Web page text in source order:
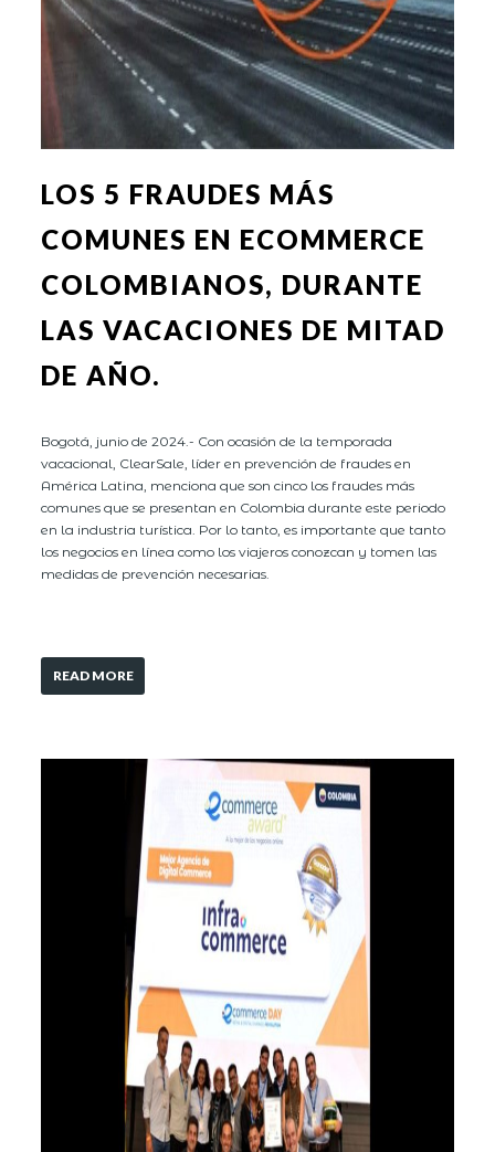
LOS 5 FRAUDES MÁS
COMUNES EN ECOMMERCE
COLOMBIANOS, DURANTE
LAS VACACIONES DE MITAD
DE AÑO.
Bogotá, junio de 2024.- Con ocasión de la temporada
vacacional, ClearSale, líder en prevención de fraudes en
América Latina, menciona que son cinco los fraudes más
comunes que se presentan en Colombia durante este periodo
en la industria turística. Por lo tanto, es importante que tanto
los negocios en línea como los viajeros conozcan y tomen las
medidas de prevención necesarias.
READ MORE